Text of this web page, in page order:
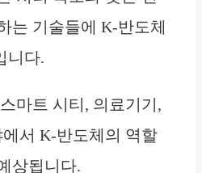
는 기술들에 K-반도체
니다.
마트 시티, 의료기기,
서 K-반도체의 역할
상됩니다.